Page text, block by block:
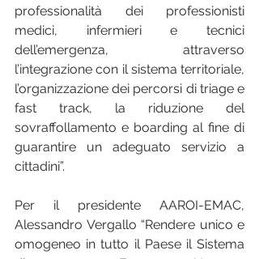
professionalità dei professionisti
medici, infermieri e tecnici
dell’emergenza, attraverso
l’integrazione con il sistema territoriale,
l’organizzazione dei percorsi di triage e
fast track, la riduzione del
sovraffollamento e boarding al fine di
guarantire un adeguato servizio a
cittadini”.
Per il presidente AAROI-EMAC,
Alessandro Vergallo “Rendere unico e
omogeneo in tutto il Paese il Sistema